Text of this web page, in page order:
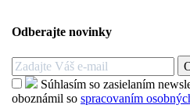
Odberajte novinky
Súhlasím so zasielaním
oboznámil so spracovaním